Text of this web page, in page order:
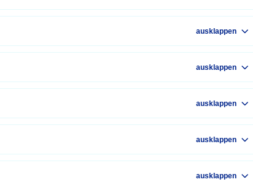
ausklappen
ausklappen
ausklappen
ausklappen
ausklappen